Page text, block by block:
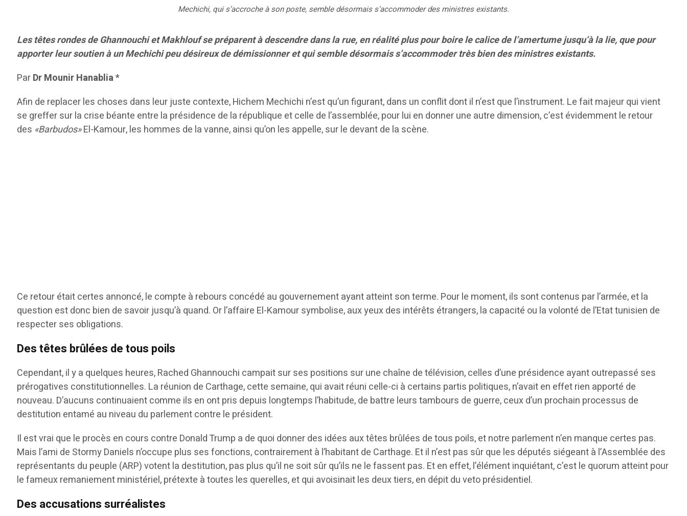
Mechichi, qui s’accroche à son poste, semble désormais s’accommoder des ministres existants.
Les têtes rondes de Ghannouchi et Makhlouf se préparent à descendre dans la rue, en réalité plus pour boire le calice de l’amertume jusqu’à la lie, que pour
apporter leur soutien à un Mechichi peu désireux de démissionner et qui semble désormais s’accommoder très bien des ministres existants.
ParDr Mounir Hanablia*
Afin de replacer les choses dans leur juste contexte, Hichem Mechichi n’est qu’un figurant, dans un conflit dont il n’est que l’instrument. Le fait majeur qui vient
se greffer sur la crise béante entre la présidence de la république et celle de l’assemblée, pour lui en donner une autre dimension, c’est évidemment le retour
des «Barbudos»El-Kamour, les hommes de la vanne, ainsi qu’on les appelle, sur le devant de la scène.
Ce retour était certes annoncé, le compte à rebours concédé au gouvernement ayant atteint son terme. Pour le moment, ils sont contenus par l’armée, et la
question est donc bien de savoir jusqu’à quand. Or l’affaire El-Kamour symbolise, aux yeux des intérêts étrangers, la capacité ou la volonté de l’Etat tunisien de
respecter ses obligations.
Des têtes brûlées de tous poils
Cependant, il y a quelques heures, Rached Ghannouchi campait sur ses positions sur une chaîne de télévision, celles d’une présidence ayant outrepassé ses
prérogatives constitutionnelles. La réunion de Carthage, cette semaine, qui avait réuni celle-ci à certains partis politiques, n’avait en effet rien apporté de
nouveau. D’aucuns continuaient comme ils en ont pris depuis longtemps l’habitude, de battre leurs tambours de guerre, ceux d’un prochain processus de
destitution entamé au niveau du parlement contre le président.
Il est vrai que le procès en cours contre Donald Trump a de quoi donner des idées aux têtes brûlées de tous poils, et notre parlement n’en manque certes pas.
Mais l’ami de Stormy Daniels n’occupe plus ses fonctions, contrairement à l’habitant de Carthage. Et il n’est pas sûr que les députés siégeant à l’Assemblée des
représentants du peuple (ARP) votent la destitution, pas plus qu’il ne soit sûr qu’ils ne le fassent pas. Et en effet, l’élément inquiétant, c’est le quorum atteint pour
le fameux remaniement ministériel, prétexte à toutes les querelles, et qui avoisinait les deux tiers, en dépit du veto présidentiel.
Des accusations surréalistes